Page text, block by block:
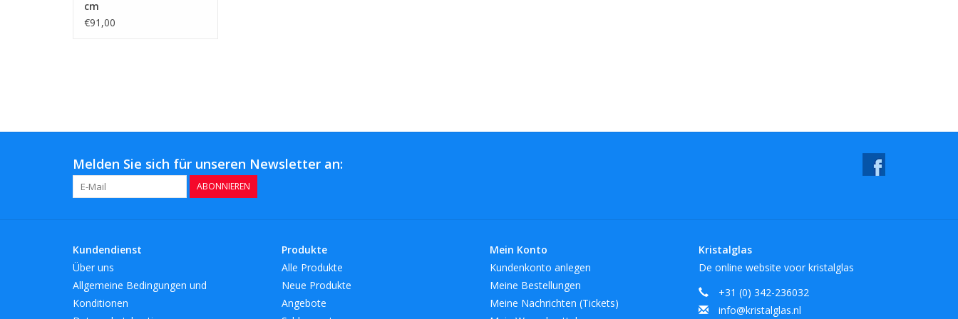
cm
€91,00
Melden Sie sich für unseren Newsletter an:
ABONNIEREN
Kundendienst
Über uns
Allgemeine Bedingungen und
Konditionen
Produkte
Alle Produkte
Neue Produkte
Angebote
Mein Konto
Kundenkonto anlegen
Meine Bestellungen
Meine Nachrichten (Tickets)
Kristalglas
De online website voor kristalglas
+31 (0) 342-236032
info@kristalglas.nl